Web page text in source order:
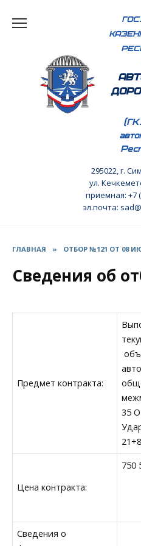
295022, г.
ул.
приемная: +7
эл.почта:
ГЛАВНАЯ » ОТБОР №121 ОТ 08
Сведения об
Предмет контракта:
35
Цена контракта:
750
Сведения о